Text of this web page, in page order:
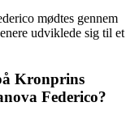
mødtes gennem
udviklede sig til et
Kronprins
Federico?